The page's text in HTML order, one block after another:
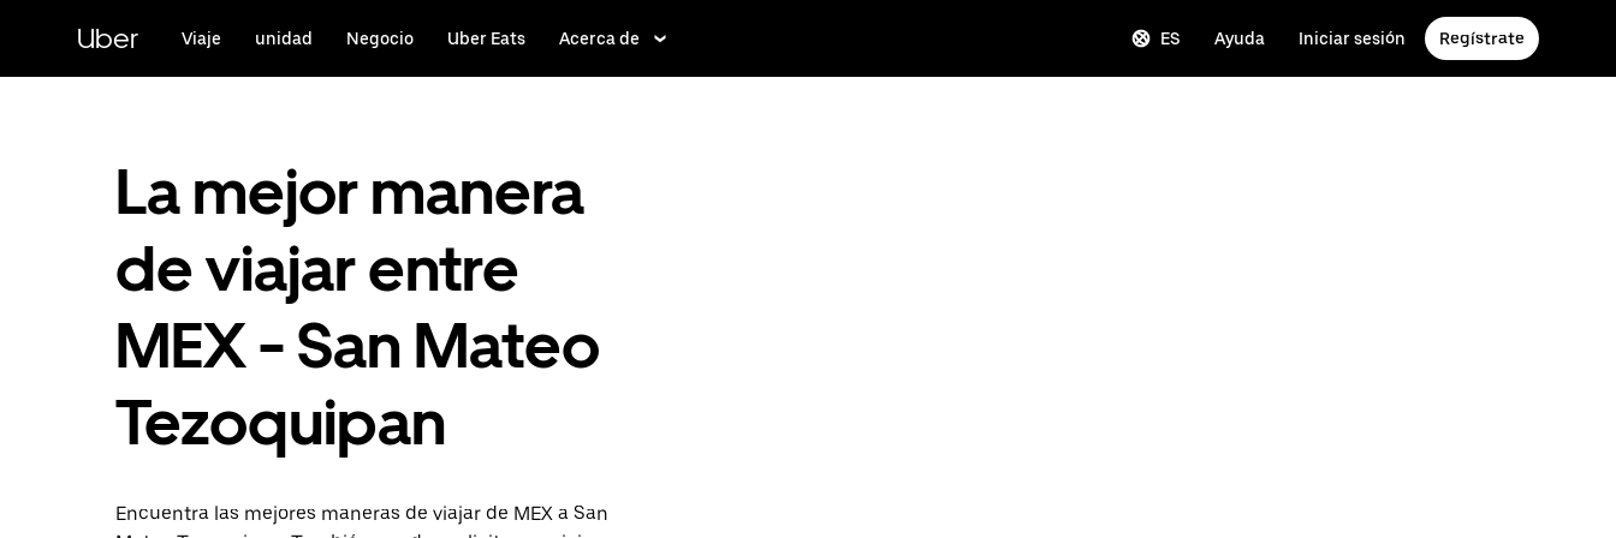
contenido
principal
Uber Viaje unidad Negocio Uber Eats Acerca de ES Ayuda Iniciar sesión Regístrate
La mejor manera
de viajar entre
MEX - San Mateo
Tezoquipan
Encuentra las mejores maneras de viajar de MEX a San